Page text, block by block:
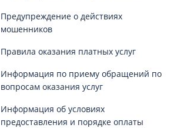
Предупреждение о действиях
мошенников
Правила оказания платных услуг
Информация по приему обращений по
вопросам оказания услуг
Информация об условиях
предоставления и порядке оплаты